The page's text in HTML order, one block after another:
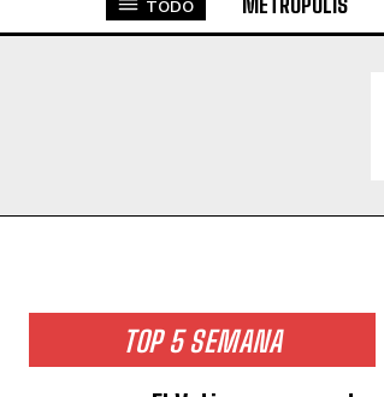
TODO
TOP 5 SEMANA